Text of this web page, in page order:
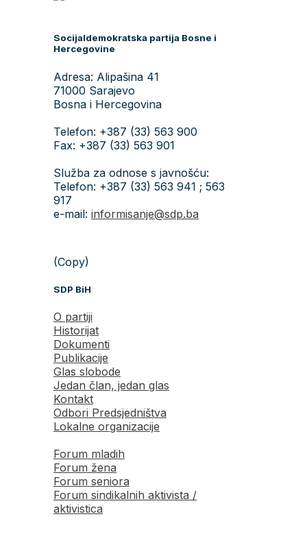
Socijaldemokratska partija Bosne i
Hercegovine
Adresa: Alipašina 41
71000 Sarajevo
Bosna i Hercegovina
Telefon: +387 (33) 563 900
Fax: +387 (33) 563 901
Služba za odnose s javnošću:
Telefon: +387 (33) 563 941 ; 563
917
e-mail: informisanje@sdp.ba
(Copy)
SDP BiH
O partiji
Historijat
Dokumenti
Publikacije
Glas slobode
Jedan član, jedan glas
Kontakt
Odbori Predsjedništva
Lokalne organizacije
Forum mladih
Forum žena
Forum seniora
Forum sindikalnih aktivista /
aktivistica